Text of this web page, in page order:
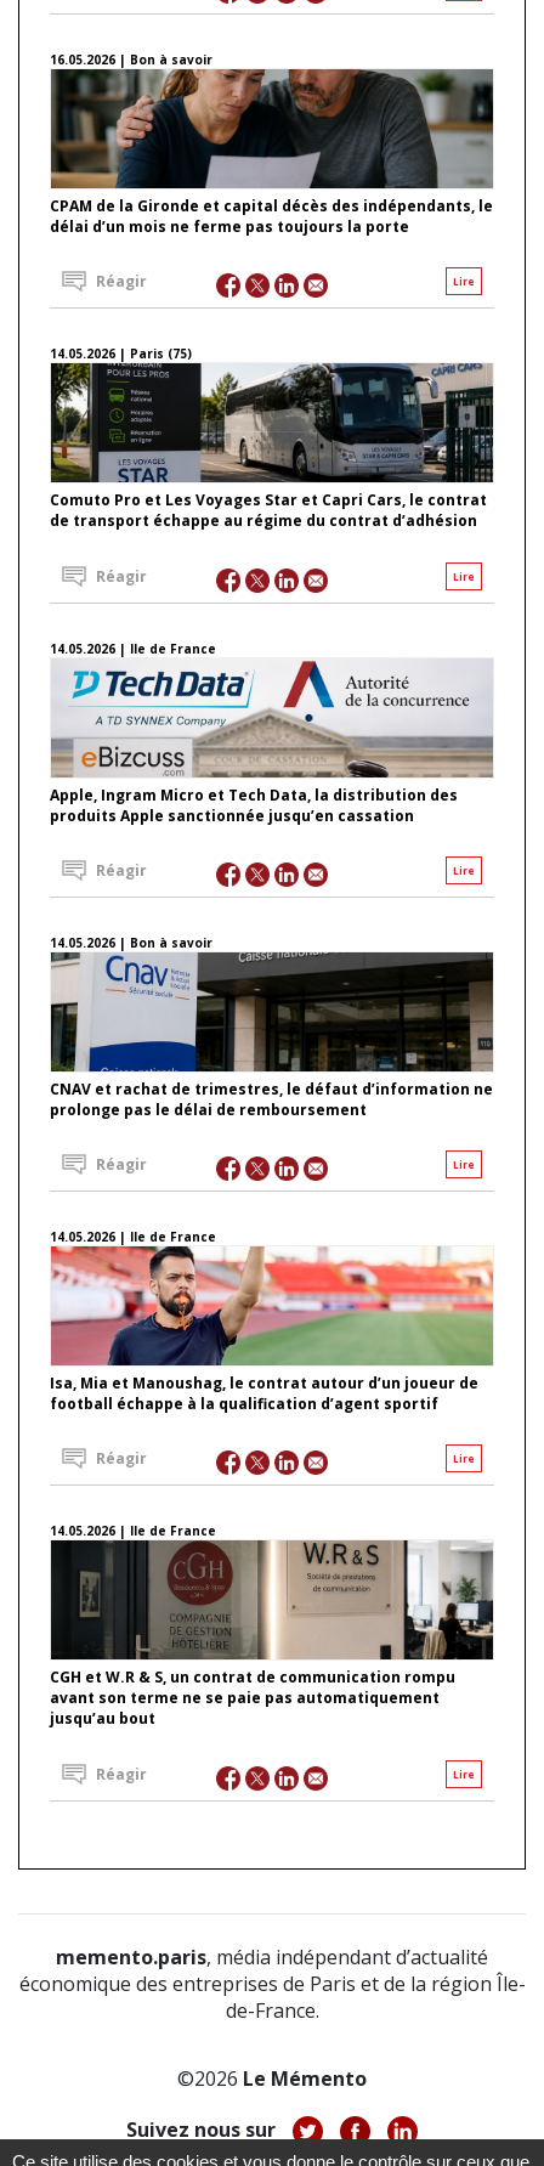
16.05.2026 | Bon à savoir
CPAM de la Gironde et capital décès des indépendants, le
délai d’un mois ne ferme pas toujours la porte
Lire
Réagir
14.05.2026 | Paris (75)
Comuto Pro et Les Voyages Star et Capri Cars, le contrat
de transport échappe au régime du contrat d’adhésion
Lire
Réagir
14.05.2026 | Ile de France
Apple, Ingram Micro et Tech Data, la distribution des
produits Apple sanctionnée jusqu’en cassation
Lire
Réagir
14.05.2026 | Bon à savoir
CNAV et rachat de trimestres, le défaut d’information ne
prolonge pas le délai de remboursement
Lire
Réagir
14.05.2026 | Ile de France
Isa, Mia et Manoushag, le contrat autour d’un joueur de
football échappe à la qualification d’agent sportif
Lire
Réagir
14.05.2026 | Ile de France
CGH et W.R & S, un contrat de communication rompu
avant son terme ne se paie pas automatiquement
jusqu’au bout
Lire
Réagir
memento.paris, média indépendant d’actualité
économique des entreprises de Paris et de la région Île-
de-France.
©2026 Le Mémento
Suivez nous sur
Ce site utilise des cookies et vous donne le contrôle sur ceux que